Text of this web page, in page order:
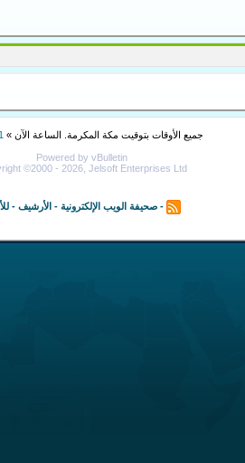
جميع الأوقات بتوقيت مكة المكرمة. الساعة الآن »
Powered by vBulletin
©2000 - 2026, Jelsoft Enterprises Ltd.
- صحيفة الويب الإلكترونية - الأرشيف -